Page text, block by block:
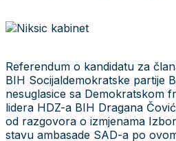
Referendum o kandidatu za
BIH Socijaldemokratske partije
nesuglasice sa Demokratskom
lidera HDZ-a BIH Dragana
od razgovora o izmjenama
stavu ambasade SAD-a po